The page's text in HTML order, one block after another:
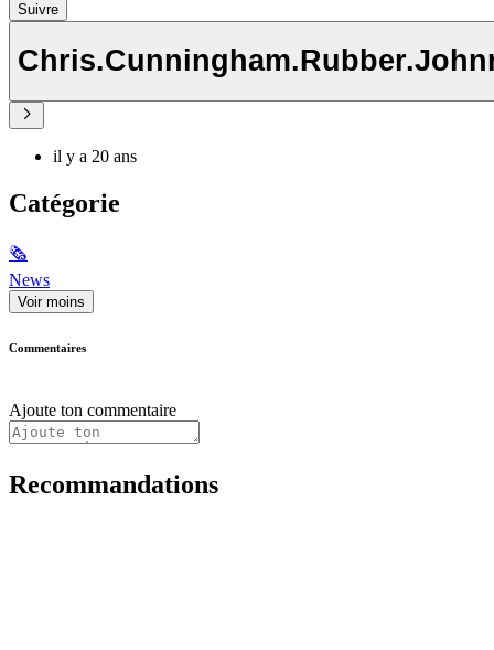
Suivre
il y a 20 ans
Catégorie
🗞
News
Voir moins
Commentaires
Ajoute ton commentaire
Recommandations